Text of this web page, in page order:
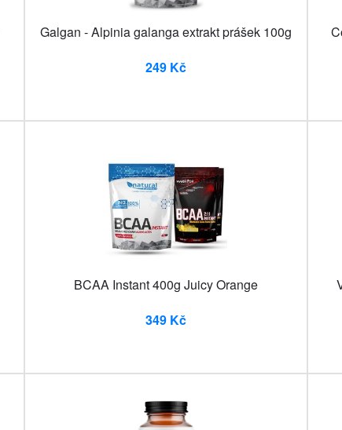
Galgan - Alpinia galanga extrakt prášek 100g
249 Kč
BCAA Instant 400g Juicy Orange
349 Kč